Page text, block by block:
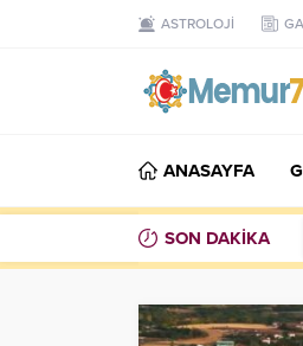
ASTROLOJİ
ANASAYFA
SON DAKİKA